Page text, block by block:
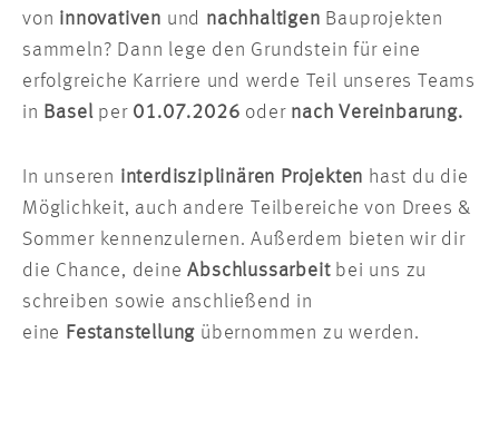
von innovativen und nachhaltigen Bauprojekten
sammeln? Dann lege den Grundstein für eine
erfolgreiche Karriere und werde Teil unseres Teams
in Basel per 01.07.2026 oder nach Vereinbarung.
In unseren interdisziplinären Projekten hast du die
Möglichkeit, auch andere Teilbereiche von Drees &
Sommer kennenzulernen. Außerdem bieten wir dir
die Chance, deineAbschlussarbeit bei uns zu
schreiben sowie anschließend in
eine Festanstellung übernommen zu werden.